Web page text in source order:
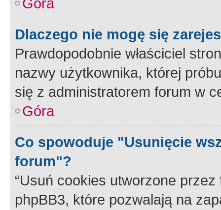
Dlaczego nie mogę się
Prawdopodobnie właściciel
nazwy użytkownika, której
się z administratorem forum w
Góra
Co spowoduje "Usunięcie
forum"?
“Usuń cookies utworzone
phpBB3, które pozwalają na